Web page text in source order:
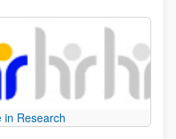
in Research